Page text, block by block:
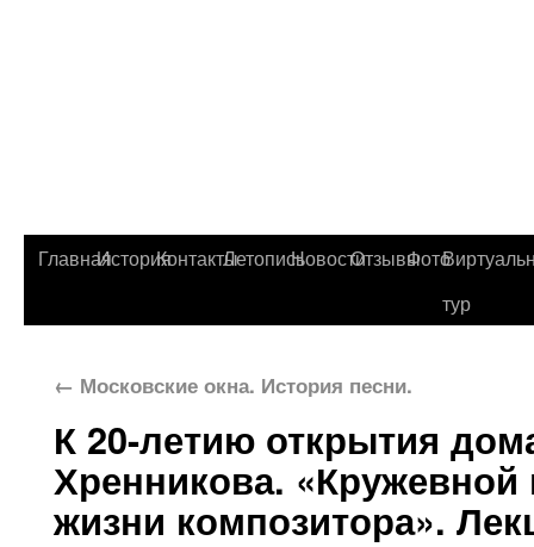
ГлавнаяИсторияКонтактыЛетописьНовостиОтзывыФото
тур
← Московские окна. История песни.
К 20-летию открытия
Хренникова.
жизни композитора».